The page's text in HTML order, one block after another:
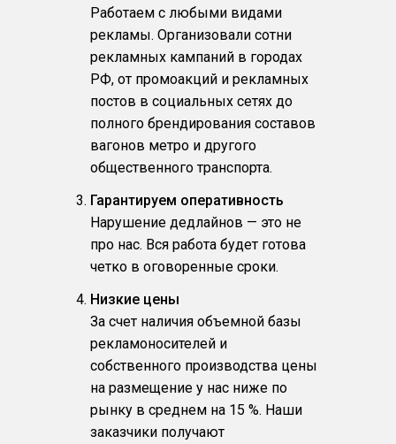
Работаем с любыми видами
рекламы. Организовали сотни
рекламных кампаний в городах
РФ, от промоакций и рекламных
постов в социальных сетях до
полного брендирования составов
вагонов метро и другого
общественного транспорта.
Гарантируем оперативность
Нарушение дедлайнов — это не
про нас. Вся работа будет готова
четко в оговоренные сроки.
Низкие цены
За счет наличия объемной базы
рекламоносителей и
собственного производства цены
на размещение у нас ниже по
рынку в среднем на 15 %. Наши
заказчики получают